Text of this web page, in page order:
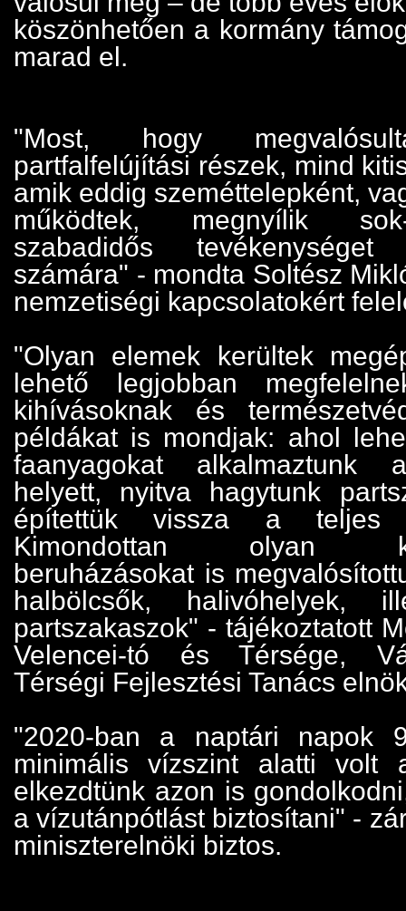
köszönhetően a kormány
marad el.
"Most, hogy
partfalfelújítási részek, mind
amik eddig szeméttelepként,
működtek, megnyílik
szabadidős
számára" - mondta Soltész
nemzetiségi kapcsolatokért
"Olyan elemek kerültek
lehető legjobban
kihívásoknak és
példákat is mondjak: ahol
faanyagokat alkalmaztunk
helyett, nyitva hagytunk
építettük vissza a teljes
Kimondottan olyan
beruházásokat is
halbölcsők, halivóhelyek,
partszakaszok" - tájékoztatott
Velencei-tó és Térsége,
Térségi Fejlesztési Tanács
"2020-ban a naptári napok
minimális vízszint alatti volt
elkezdtünk azon is
a vízutánpótlást biztosítani" -
miniszterelnöki biztos.